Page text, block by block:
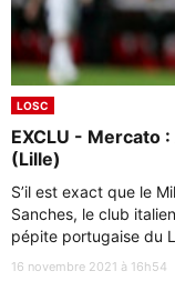
LOSC
EXCLU - Mercato
(Lille)
S’il est exact que le
Sanches, le club
pépite portugaise du
16 novembre 2021 à 16h54